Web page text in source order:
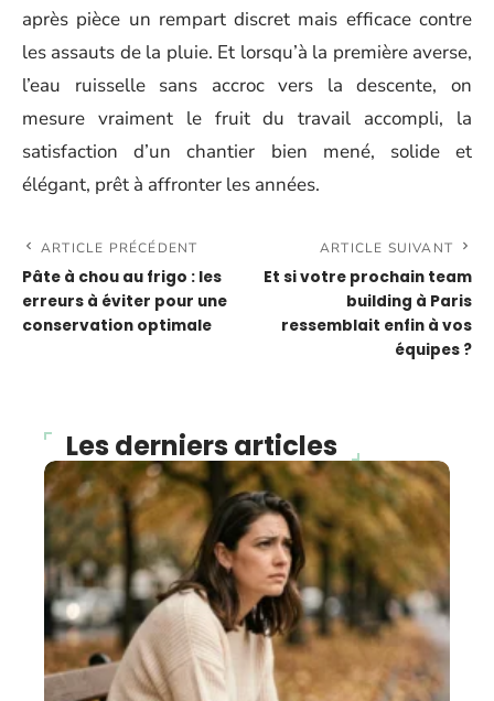
après pièce un rempart discret mais efficace contre
les assauts de la pluie. Et lorsqu’à la première averse,
l’eau ruisselle sans accroc vers la descente, on
mesure vraiment le fruit du travail accompli, la
satisfaction d’un chantier bien mené, solide et
élégant, prêt à affronter les années.
ARTICLE PRÉCÉDENT
Pâte à chou au frigo : les
erreurs à éviter pour une
conservation optimale
ARTICLE SUIVANT
Et si votre prochain team
building à Paris
ressemblait enfin à vos
équipes ?
Les derniers articles